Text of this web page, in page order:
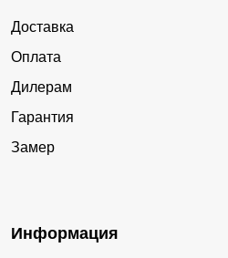
Доставка
Оплата
Дилерам
Гарантия
Замер
Информация